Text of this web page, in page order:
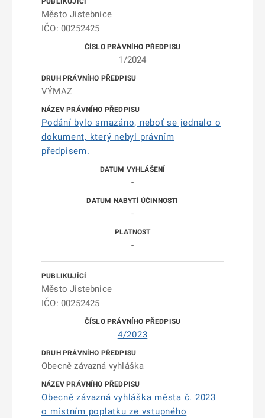
Město Jistebnice
IČO: 00252425
1/2024
VÝMAZ
Podání bylo smazáno, neboť se jednalo o
dokument, který nebyl právním
předpisem.
-
-
-
Město Jistebnice
IČO: 00252425
4/2023
Obecně závazná vyhláška
Obecně závazná vyhláška města č. 2023
o místním poplatku ze vstupného